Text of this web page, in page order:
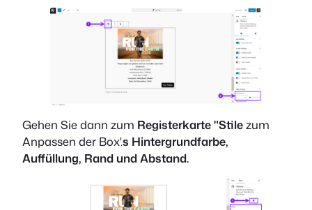
Gehen Sie dann zum Registerkarte "Stilezum
Anpassen der Box'.s Hintergrundfarbe,
Auffüllung, Rand und Abstand.